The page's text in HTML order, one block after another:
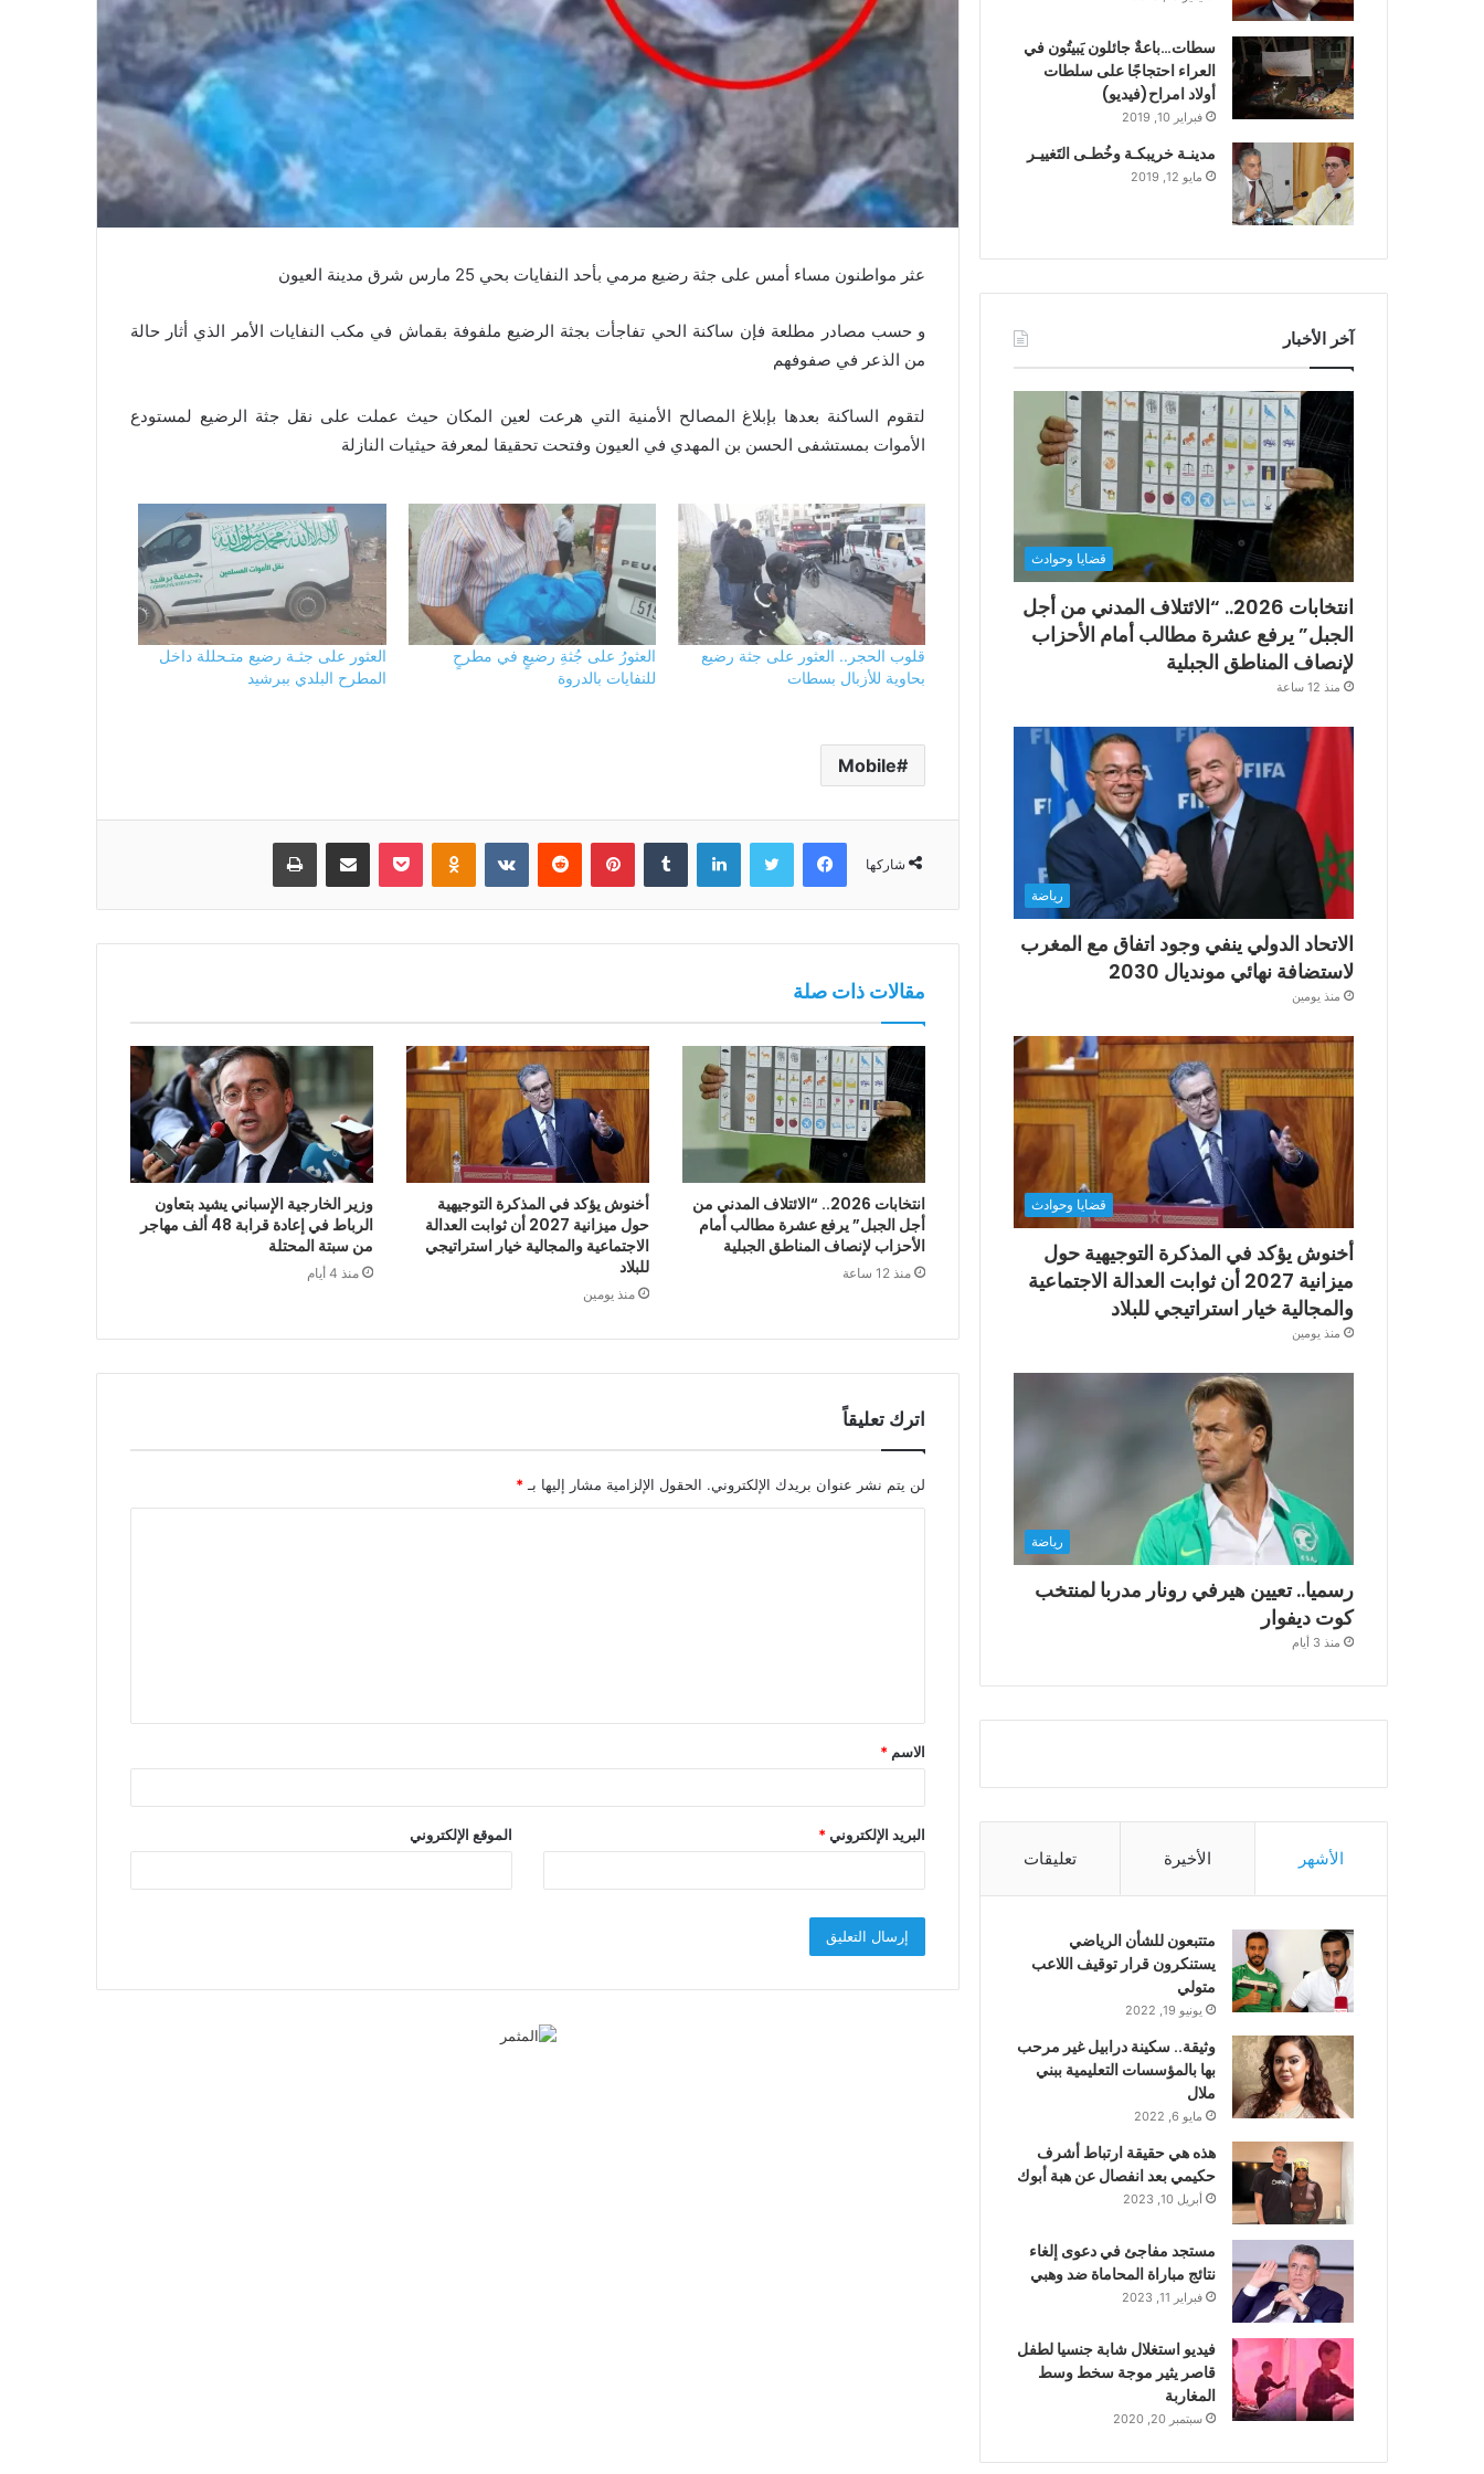
عثر مواطنون مساء أمس على جثة رضيع مرمي بأحد النفايات بحي 25 مارس شرق مدينة العيون
و حسب مصادر مطلعة فإن ساكنة الحي تفاجأت بجثة الرضيع ملفوفة بقماش في مكب النفايات الأمر الذي أثار حالة
من الذعر في صفوفهم
لتقوم الساكنة بعدها بإبلاغ المصالح الأمنية التي هرعت لعين المكان حيث عملت على نقل جثة الرضيع لمستودع
الأموات بمستشفى الحسن بن المهدي في العيون وفتحت تحقيقا لمعرفة حيثيات النازلة
قلوب الحجر.. العثور على جثة رضيع
بحاوية للأزبال بسطات
العثورُ على جُثةِ رضيعٍ في مطرحٍ
للنفايات بالدروة
العثور على جثـة رضيع متـحللة داخل
المطرح البلدي ببرشيد
Mobile
شاركها
فيسبوك تويتر لينكدإن بينتيريست Odnoklassniki
بوكيت مشاركة عبر البريد طباعة
مقالات ذات صلة
انتخابات 2026.. “الائتلاف المدني من
أجل الجبل” يرفع عشرة مطالب أمام
الأحزاب لإنصاف المناطق الجبلية
منذ 12 ساعة
أخنوش يؤكد في المذكرة التوجيهية
حول ميزانية 2027 أن ثوابت العدالة
الاجتماعية والمجالية خيار استراتيجي
للبلاد
منذ يومين
وزير الخارجية الإسباني يشيد بتعاون
الرباط في إعادة قرابة 48 ألف مهاجر
من سبتة المحتلة
منذ 4 أيام
اترك تعليقاً
لن يتم نشر عنوان بريدك الإلكتروني. الحقول الإلزامية مشار إليها بـ*
ق
*
الاسم *
البريد الإلكتروني* الموقع الإلكتروني
سطات…باعةٌ جائلون يَبيتُون في
العراء احتجاجًا على سلطات
أولاد امراح(فيديو)
فبراير 10, 2019
مدينـة خريبكـة وخُطـى التَغييـر
مايو 12, 2019
آخر الأخبار
قضايا وحوادث
انتخابات 2026.. “الائتلاف المدني من أجل
الجبل” يرفع عشرة مطالب أمام الأحزاب
لإنصاف المناطق الجبلية
منذ 12 ساعة
رياضة
الاتحاد الدولي ينفي وجود اتفاق مع المغرب
لاستضافة نهائي مونديال 2030
منذ يومين
قضايا وحوادث
أخنوش يؤكد في المذكرة التوجيهية حول
ميزانية 2027 أن ثوابت العدالة الاجتماعية
والمجالية خيار استراتيجي للبلاد
منذ يومين
رياضة
رسميا.. تعيين هيرفي رونار مدربا لمنتخب
كوت ديفوار
منذ 3 أيام
الأشهر الأخيرة تعليقات
متتبعون للشأن الرياضي
يستنكرون قرار توقيف اللاعب
متولي
يونيو 19, 2022
وثيقة.. سكينة درابيل غير مرحب
بها بالمؤسسات التعليمية ببني
ملال
مايو 6, 2022
هذه هي حقيقة ارتباط أشرف
حكيمي بعد انفصال عن هبة أبوك
أبريل 10, 2023
مستجد مفاجئ في دعوى إلغاء
نتائج مباراة المحاماة ضد وهبي
فبراير 11, 2023
فيديو استغلال شابة جنسيا لطفل
قاصر يثير موجة سخط وسط
المغاربة
سبتمبر 20, 2020